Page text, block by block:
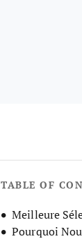
TABLE OF
Meilleure
Pourquoi